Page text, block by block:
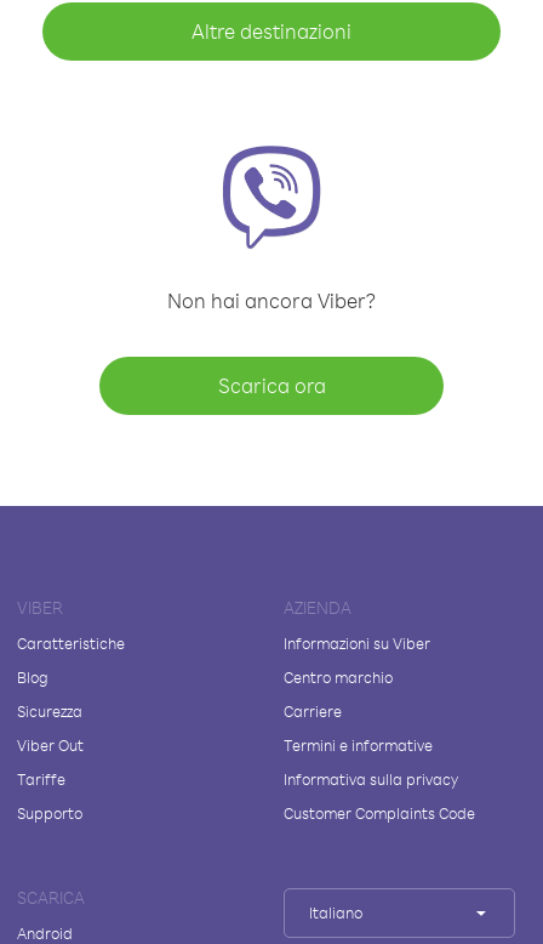
Altre destinazioni
Non hai ancora Viber?
Scarica ora
VIBER
Caratteristiche
Blog
Sicurezza
Viber Out
Tariffe
Supporto
AZIENDA
Informazioni su Viber
Centro marchio
Carriere
Termini e informative
Informativa sulla privacy
Customer Complaints Code
SCARICA
Android
Italiano